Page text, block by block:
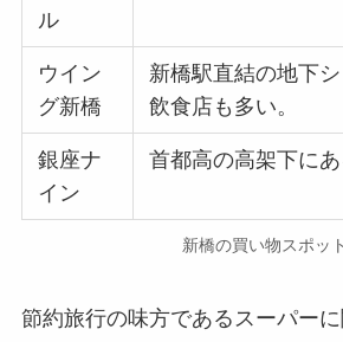
ル
ウイン
グ新橋
新橋駅直結の地下
飲食店も多い。
銀座ナ
イン
首都高の高架下にあ
新橋の買い物スポット
節約旅行の味方であるスーパー